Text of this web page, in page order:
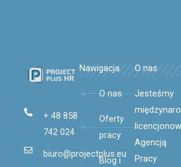
+ 48 858
742 024
biuro@projectplus.eu
Nawigacja
O nas
Oferty
pracy
Blog i
O nas
Jesteśmy
Agencją
Pracy